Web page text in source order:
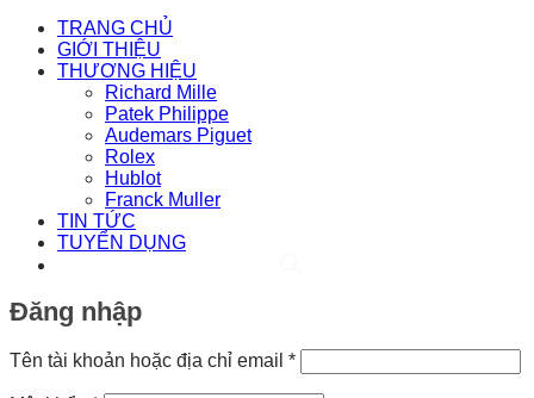
TRANG CHỦ
GIỚI THIỆU
THƯƠNG HIỆU
Richard Mille
Patek Philippe
Audemars Piguet
Rolex
Hublot
Franck Muller
TIN TỨC
TUYỂN DỤNG
Đăng nhập
Tên tài khoản hoặc địa chỉ email *Bắt
buộc